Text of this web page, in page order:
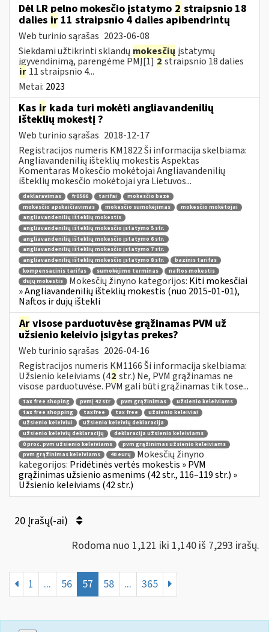
Dėl LR pelno mokesčio įstatymo 2 straipsnio 18
dalies ir 11 straipsnio 4 dalies apibendrintų
Web turinio sąrašas 2023-06-08
Siekdami užtikrinti sklandų mokesčių įstatymų
įgyvendinimą, parengėme PMĮ[1]2straipsnio 18 dalies
ir 11 straipsnio 4...
Metai: 2023
Kas ir kada turi mokėti angliavandenilių
išteklių mokestį ?
Web turinio sąrašas 2018-12-17
Registracijos numeris KM1822 Ši informacija skelbiama:
Angliavandenilių išteklių mokestis Aspektas
Komentaras Mokesčio mokėtojai Angliavandenilių
išteklių mokesčio mokėtojai yra Lietuvos...
deklaravimas fr0566 tarifai
mokesčio bazė
mokesčio apskaičiavimas
mokesčio sumokėjimas
mokesčio mokėtojai
angliavandenilių išteklių mokestis
angliavandenilių išteklių mokesčio įstatymo 5 str.
angliavandenilių išteklių mokesčio įstatymo 6 str.
angliavandenilių išteklių mokesčio įstatymo 7 str.
angliavandenilių išteklių mokesčio įstatymo 8 str.
bazinis tarifas
kompensacinis tarifas
sumokėjimo terminas
naftos mokestis
dujų mokestis
Mokesčių žinyno kategorijos: Kiti mokesčiai
» Angliavandenilių išteklių mokestis (nuo 2015-01-01),
Naftos ir dujų ištekli
Ar visose parduotuvėse grąžinamas PVM už
užsienio keleivio įsigytas prekes?
Web turinio sąrašas 2026-04-16
Registracijos numeris KM1166 Ši informacija skelbiama:
Užsienio keleiviams (42 str.) Ne, PVM grąžinamas ne
visose parduotuvėse. PVM gali būti grąžinamas tik tose...
tax free shoping pvmį 42 str pvm grąžinimas
užsienio keleiviams
tax free shopping
taxfree tax free
užsienio keleiviai
užsienio keleiviui
užsienio keleivių deklaracija
užsienio keleivių deklaracijų
deklaracija užsienio keleiviams
0 proc. pvm užsienio keleiviams
pvm grąžinimas užsienio keleiviams
pvm grąžinimas keleiviams
40 eurų
Mokesčių žinyno
kategorijos: Pridėtinės vertės mokestis » PVM
grąžinimas užsienio asmenims (42 str., 116–119 str.) »
Užsienio keleiviams (42 str.)
20 Įrašų(-ai)
Rodoma nuo 1,121 iki 1,140 iš 7,293 irašų.
1 ... 56 57 58 ... 365